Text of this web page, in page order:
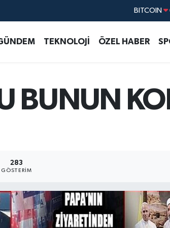
BITCOIN
TEKNOLOJİ ÖZEL HABER
BUNUN
283
GÖSTERIM